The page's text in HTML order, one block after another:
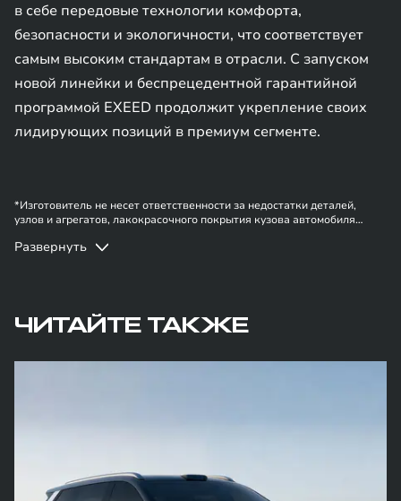
в себе передовые технологии комфорта,
безопасности и экологичности, что соответствует
самым высоким стандартам в отрасли. С запуском
новой линейки и беспрецедентной гарантийной
программой EXEED продолжит укрепление своих
лидирующих позиций в премиум сегменте.
*Изготовитель не несет ответственности за недостатки деталей,
узлов и агрегатов, лакокрасочного покрытия кузова автомобиля
владельцем правил эксплуатации, хранения или транспортировки
Развернуть
ЧИТАЙТЕ ТАКЖЕ